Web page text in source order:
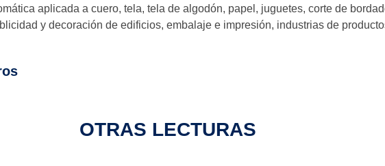
aplicada a cuero, tela, tela de algodón, papel, juguetes, corte de
y decoración de edificios, embalaje e impresión, industrias de
OTRAS LECTURAS